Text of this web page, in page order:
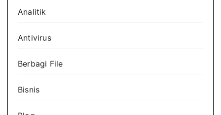
Analitik
Antivirus
Berbagi File
Bisnis